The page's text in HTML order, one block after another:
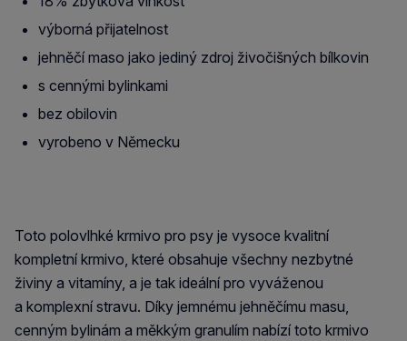
výborná přijatelnost
jehněčí maso jako jediný zdroj živočišných bílkovin
s cennými bylinkami
bez obilovin
vyrobeno v Německu
Toto polovlhké krmivo pro psy je vysoce kvalitní
kompletní krmivo, které obsahuje všechny nezbytné
živiny a vitamíny, a je tak ideální pro vyváženou
a komplexní stravu. Díky jemnému jehněčímu masu,
cenným bylinám a měkkým granulím nabízí toto krmivo